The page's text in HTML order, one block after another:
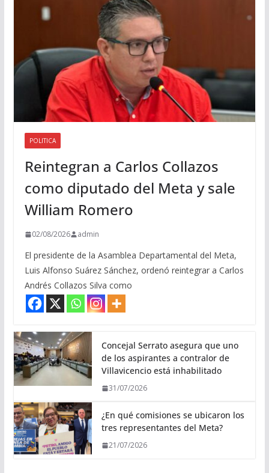
POLITICA
Reintegran a Carlos Collazos
como diputado del Meta y sale
William Romero
02/08/2026 admin
El presidente de la Asamblea Departamental del Meta,
Luis Alfonso Suárez Sánchez, ordenó reintegrar a Carlos
Andrés Collazos Silva como
Concejal Serrato asegura que uno
de los aspirantes a contralor de
Villavicencio está inhabilitado
31/07/2026
¿En qué comisiones se ubicaron los
tres representantes del Meta?
21/07/2026